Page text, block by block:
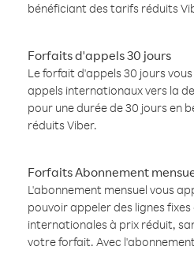
bénéficiant des tarifs réduits
Forfaits d'appels 30 jours
Le forfait d'appels 30 jours
appels internationaux vers la
pour une durée de 30 jours en
réduits Viber.
Forfaits Abonnement
L'abonnement mensuel vous
pouvoir appeler des lignes
internationales à prix réduit,
votre forfait. Avec